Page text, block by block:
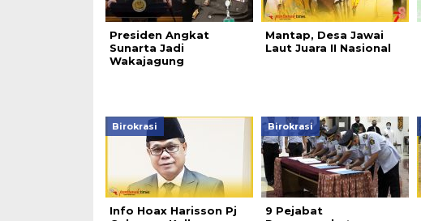
Presiden Angkat
Sunarta Jadi
Wakajagung
Mantap, Desa Jawai
Laut Juara II Nasional
Birokrasi
Info Hoax Harisson Pj
Birokrasi
9 Pejabat